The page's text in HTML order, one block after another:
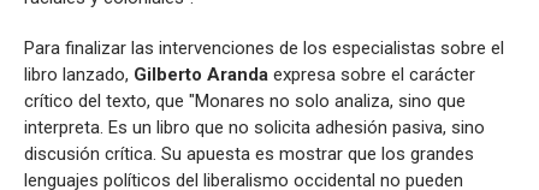
Para finalizar las intervenciones de los especialistas sobre el
libro lanzado, Gilberto Aranda expresa sobre el carácter
crítico del texto, que "Monares no solo analiza, sino que
interpreta. Es un libro que no solicita adhesión pasiva, sino
discusión crítica. Su apuesta es mostrar que los grandes
lenguajes políticos del liberalismo occidental no pueden